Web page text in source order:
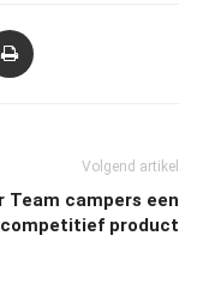
Volgend artikel
Team campers een
competitief product